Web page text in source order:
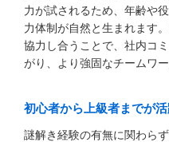
力が試されるため、年齢や
力体制が自然と生まれます
協力し合うことで、社内コ
がり、より強固なチームワ
初心者から上級者までが
謎解き経験の有無に関わら